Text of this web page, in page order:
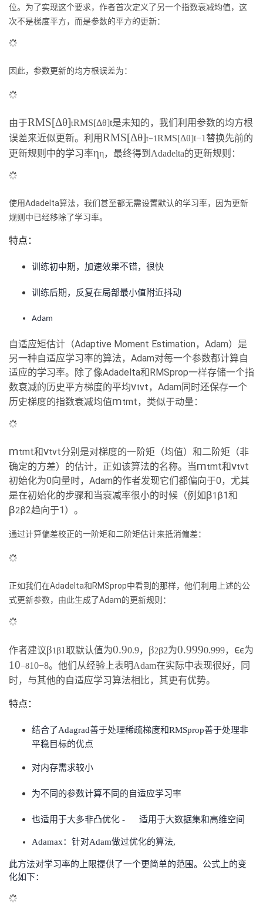
位。为了实现这个要求，作者首次定义了另一个指数衰减均值，这
次不是梯度平方，而是参数的平方的更新：
因此，参数更新的均方根误差为：
由于RMS[Δθ]tRMS[Δθ]t是未知的，我们利用参数的均方根
误差来近似更新。利用RMS[Δθ]t−1RMS[Δθ]t−1替换先前的
更新规则中的学习率ηη，最终得到Adadelta的更新规则：
使用Adadelta算法，我们甚至都无需设置默认的学习率，因为更新
规则中已经移除了学习率。
特点：
训练初中期，加速效果不错，很快
训练后期，反复在局部最小值附近抖动
Adam
自适应矩估计（Adaptive Moment Estimation，Adam）是
另一种自适应学习率的算法，Adam对每一个参数都计算自
适应的学习率。除了像Adadelta和RMSprop一样存储一个指
数衰减的历史平方梯度的平均vtvt，Adam同时还保存一个
历史梯度的指数衰减均值mtmt，类似于动量：
mtmt和vtvt分别是对梯度的一阶矩（均值）和二阶矩（非
确定的方差）的估计，正如该算法的名称。当mtmt和vtvt
初始化为0向量时，Adam的作者发现它们都偏向于0，尤其
是在初始化的步骤和当衰减率很小的时候（例如β1 β1和
β2β2趋向于1）。
通过计算偏差校正的一阶矩和二阶矩估计来抵消偏差：
正如我们在Adadelta和RMSprop中看到的那样，他们利用上述的公
式更新参数，由此生成了Adam的更新规则：
作者建议β1β1取默认值为0.90.9， β2β2为0.9990.999， ϵϵ为
10−810−8。他们从经验上表明Adam在实际中表现很好，同
时，与其他的自适应学习算法相比，其更有优势。
特点：
结合了Adagrad善于处理稀疏梯度和RMSprop善于处理非
平稳目标的优点
对内存需求较小
为不同的参数计算不同的自适应学习率
也适用于大多非凸优化 - 适用于大数据集和高维空间
Adamax：针对Adam做过优化的算法,
此方法对学习率的上限提供了一个更简单的范围。公式上的变
化如下：